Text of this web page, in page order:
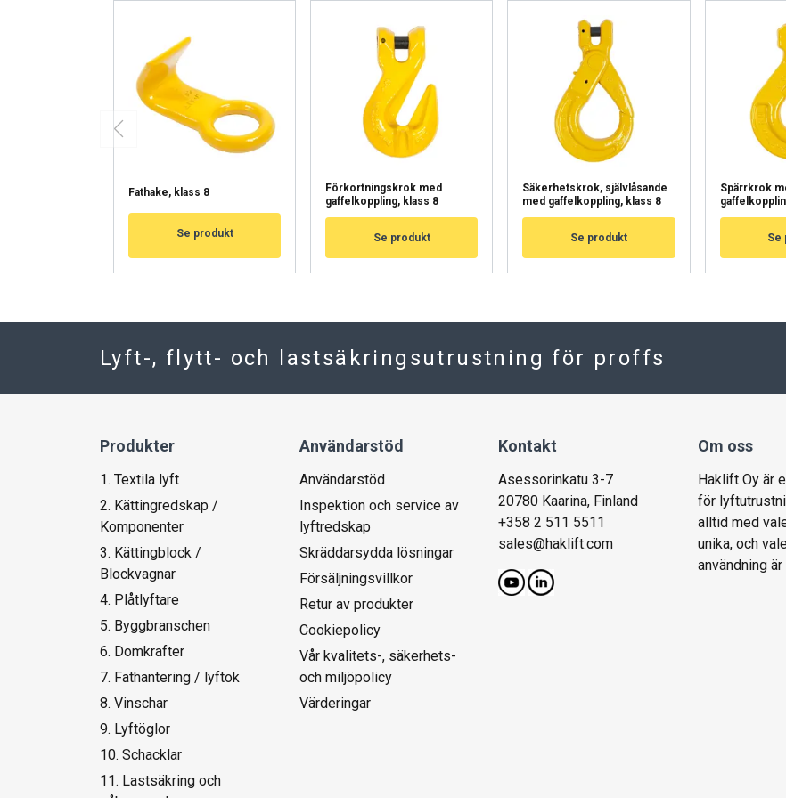
Fathake, klass 8
Se produkt
Förkortningskrok med
gaffelkoppling, klass 8
Se produkt
Säkerhetskrok, självlåsande
med gaffelkoppling, klass 8
Se produkt
Spärrkrok
Se
Lyft-, flytt- och lastsäkringsutrustning för proffs
Produkter
1. Textila lyft
2. Kättingredskap /
Komponenter
3. Kättingblock /
Blockvagnar
4. Plåtlyftare
5. Byggbranschen
6. Domkrafter
7. Fathantering / lyftok
8. Vinschar
9. Lyftöglor
10. Schacklar
11. Lastsäkring och
Användarstöd
Användarstöd
Inspektion och service av
lyftredskap
Skräddarsydda lösningar
Försäljningsvillkor
Retur av produkter
Cookiepolicy
Vår kvalitets-, säkerhets-
och miljöpolicy
Värderingar
Kontakt
Asessorinkatu 3-7
20780 Kaarina, Finland
+358 2 511 5511
sales@haklift.com
Om oss
Haklift Oy är
för
alltid med
unika, och
användning
HYLKÄÄ KAIKKI
NÄYTÄ TIEDOT
Cookie Policy